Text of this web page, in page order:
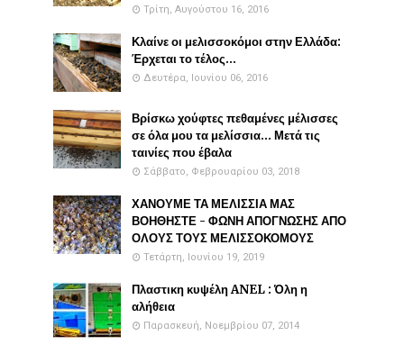
Τρίτη, Αυγούστου 16, 2016
Κλαίνε οι μελισσοκόμοι στην Ελλάδα:
Έρχεται το τέλος...
Δευτέρα, Ιουνίου 06, 2016
Βρίσκω χούφτες πεθαμένες μέλισσες
σε όλα μου τα μελίσσια... Μετά τις
ταινίες που έβαλα
Σάββατο, Φεβρουαρίου 03, 2018
ΧΑΝΟΥΜΕ ΤΑ ΜΕΛΙΣΣΙΑ ΜΑΣ
ΒΟΗΘΗΣΤΕ - ΦΩΝΗ ΑΠΟΓΝΩΣΗΣ ΑΠΟ
ΟΛΟΥΣ ΤΟΥΣ ΜΕΛΙΣΣΟΚΟΜΟΥΣ
Τετάρτη, Ιουνίου 19, 2019
Πλαστικη κυψέλη ANEL : Όλη η
αλήθεια
Παρασκευή, Νοεμβρίου 07, 2014